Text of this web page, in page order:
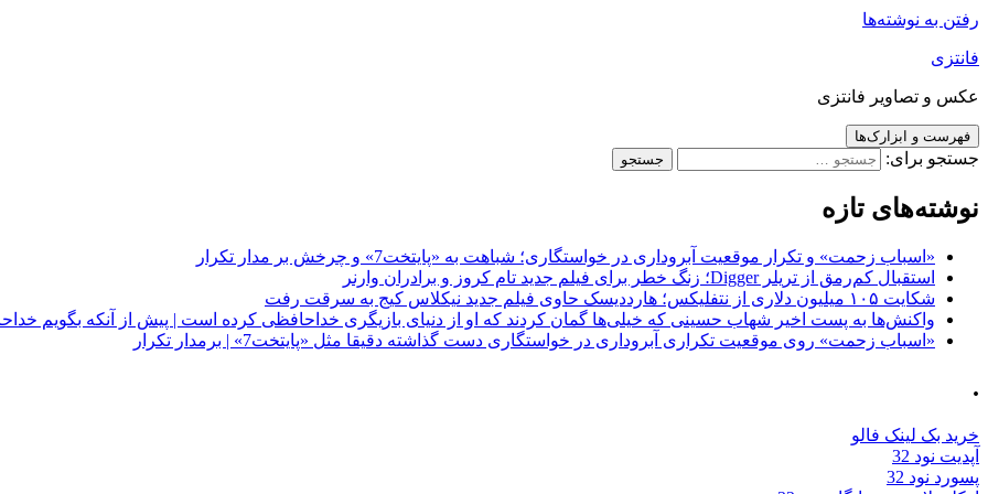
رفتن به نوشته‌ها
فانتزی
عکس و تصاویر فانتزی
فهرست و ابزارک‌ها
جستجو برای:
نوشته‌های تازه
«اسباب زحمت» و تکرار موقعیت آبروداری در خواستگاری؛ شباهت به «پایتخت7» و چرخش بر مدار تکرار
استقبال کم‌رمق از تریلر Digger؛ زنگ خطر برای فیلم جدید تام کروز و برادران وارنر
شکایت ۱۰۵ میلیون دلاری از نتفلیکس؛ هارددیسک حاوی فیلم جدید نیکلاس کیج به سرقت رفت
واکنش‌ها به پست اخیر شهاب حسینی که خیلی‌ها گمان کردند که او از دنیای بازیگری خداحافظی کرده است | پیش از آنکه بگویم
«اسباب زحمت» روی موقعیت تکراری آبروداری در خواستگاری دست گذاشته دقیقا مثل «پایتخت7» | برمدار تکرار
.
خرید بک لینک فالو
آپدیت نود 32
پسورد نود 32